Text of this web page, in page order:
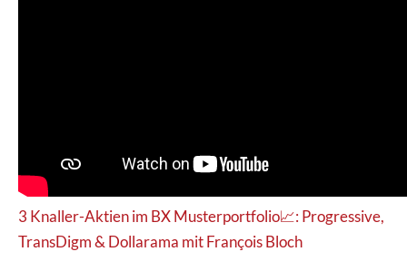
3 Knaller-Aktien im BX Musterportfolio📈: Progressive,
TransDigm & Dollarama mit François Bloch